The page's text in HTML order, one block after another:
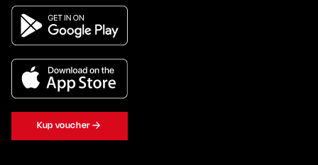
Kup voucher